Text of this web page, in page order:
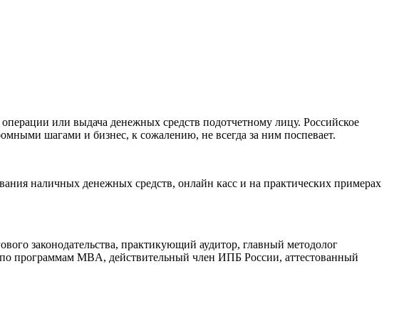
или выдача денежных средств подотчетному лицу. Российское
шагами и бизнес, к сожалению, не всегда за ним поспевает.
наличных денежных средств, онлайн касс и на практических примерах
законодательства, практикующий аудитор, главный методолог
по программам МBА, действительный член ИПБ России, аттестованный